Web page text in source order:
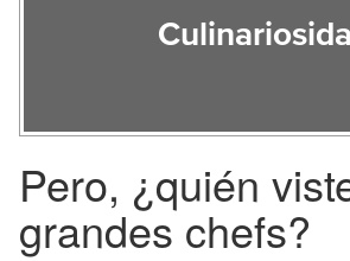
Pero, ¿quién
grandes chefs?